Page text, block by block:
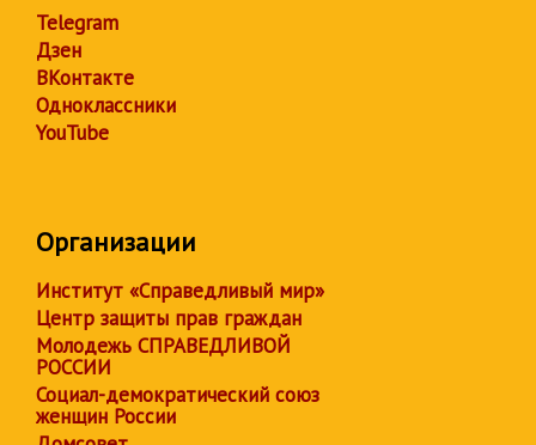
Telegram
Дзен
ВКонтакте
Одноклассники
YouTube
Организации
Институт «Справедливый мир»
Центр защиты прав граждан
Молодежь СПРАВЕДЛИВОЙ
РОССИИ
Социал-демократический союз
женщин России